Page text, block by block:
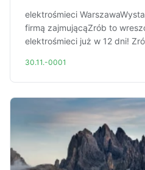
elektrośmieci
firmą zajmującąZrób to
elektrośmieci już w 12 dni!
30.11.-0001